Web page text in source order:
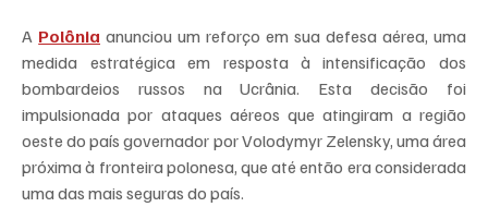
A Polônia anunciou um reforço em sua defesa aérea, uma
medida estratégica em resposta à intensificação dos
bombardeios russos na Ucrânia. Esta decisão foi
impulsionada por ataques aéreos que atingiram a região
oeste do país governador por Volodymyr Zelensky, uma área
próxima à fronteira polonesa, que até então era considerada
uma das mais seguras do país.